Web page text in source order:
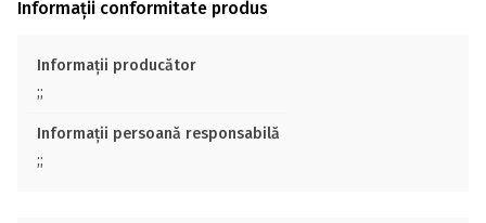
Informații conformitate produs
Informații producător
;;
Informații persoană responsabilă
;;